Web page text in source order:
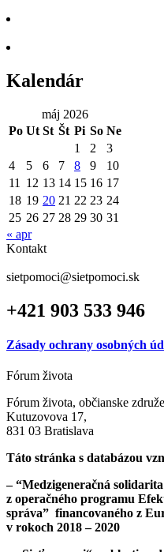
Kalendár
máj 2026
Po Ut St Št Pi So Ne
1
2
3
4
5 6 7 8 9
10
11
12 13 14 15 16 17
18 19 20 21 22 23 24
25 26 27 28 29 30 31
« apr
Kontakt
sietpomoci@sietpomoci.sk
+421 903 533 946
Zásady ochrany osobných
Fórum života
Fórum života, občianske
Kutuzovova 17,
831 03 Bratislava
Táto stránka s databázou
– “Medzigeneračná
z operačného programu
správa” financovaného z
v rokoch 2018 – 2020